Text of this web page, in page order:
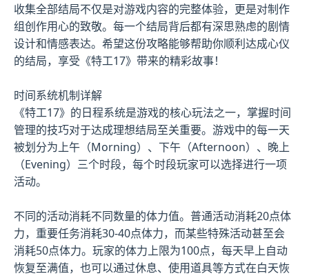
收集全部结局不仅是对游戏内容的完整体验，更是对制作
组创作用心的致敬。每一个结局背后都有深思熟虑的剧情
设计和情感表达。希望这份攻略能够帮助你顺利达成心仪
的结局，享受《特工17》带来的精彩故事！
时间系统机制详解
《特工17》的日程系统是游戏的核心玩法之一，掌握时间
管理的技巧对于达成理想结局至关重要。游戏中的每一天
被划分为上午（Morning）、下午（Afternoon）、晚上
（Evening）三个时段，每个时段玩家可以选择进行一项
活动。
不同的活动消耗不同数量的体力值。普通活动消耗20点体
力，重要任务消耗30-40点体力，而某些特殊活动甚至会
消耗50点体力。玩家的体力上限为100点，每天早上自动
恢复至满值，也可以通过休息、使用道具等方式在白天恢